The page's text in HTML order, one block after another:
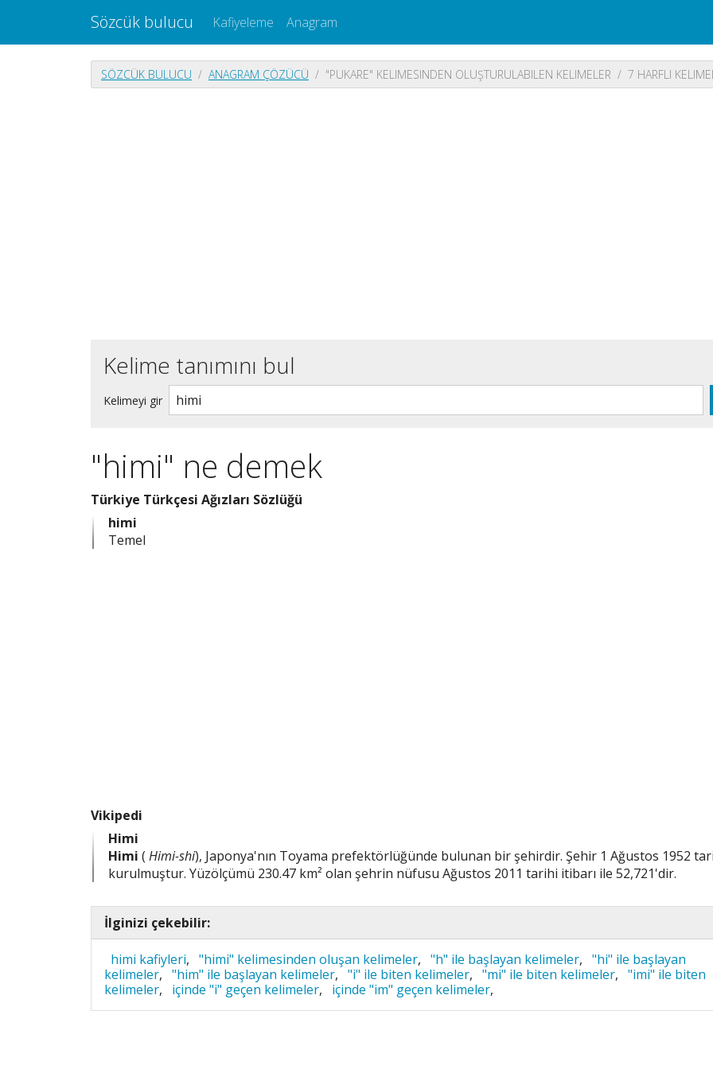
Sözcük bulucu Kafiyeleme Anagram
SÖZCÜK BULUCU ANAGRAM ÇÖZÜCÜ "PUKARE" KELIMESINDEN OLUŞTURULABILEN KELIMELER 7 HARFLI
Kelime tanımını bul
Kelimeyi gir
"himi" ne demek
Türkiye Türkçesi Ağızları Sözlüğü
himi
Temel
Vikipedi
Himi
Himi ( Himi-shi), Japonya'nın Toyama prefektörlüğünde bulunan bir şehirdir. Şehir 1 Ağustos 1952
kurulmuştur. Yüzölçümü 230.47 km² olan şehrin nüfusu Ağustos 2011 tarihi itibarı ile 52,721'dir.
İlginizi çekebilir:
himi kafiyleri, "himi" kelimesinden oluşan kelimeler, "h" ile başlayan kelimeler, "hi" ile başlayan
kelimeler, "him" ile başlayan kelimeler, "i" ile biten kelimeler, "mi" ile biten kelimeler, "imi" ile biten
kelimeler, içinde "i" geçen kelimeler, içinde "im" geçen kelimeler,